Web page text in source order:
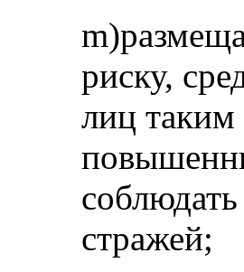
риску,
лиц таким
стражей;